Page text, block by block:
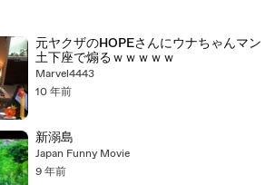
元ヤクザのHOPEさんにウナちゃんマン
土下座で煽るｗｗｗｗｗ
Marvel4443
10 年前
新溺島
Japan Funny Movie
9 年前